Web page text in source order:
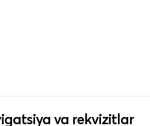
va rekvizitlar